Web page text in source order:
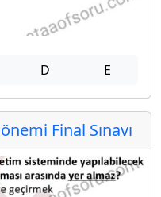
D E
Final Sınavı